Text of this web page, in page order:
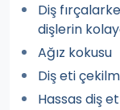
Diş
dişlerin
Ağız kokusu
Diş eti
Hassas diş